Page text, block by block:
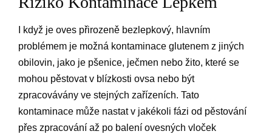
I když je oves přirozeně bezlepkový, hlavním
problémem je možná kontaminace glutenem z jiných
obilovin, jako je pšenice, ječmen nebo žito, které se
mohou pěstovat v blízkosti ovsa nebo být
zpracovávány ve stejných zařízeních. Tato
kontaminace může nastat v jakékoli fázi od pěstování
přes zpracování až po balení ovesných vloček